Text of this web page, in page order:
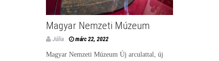
Magyar Nemzeti Múzeum
Júlia márc 22, 2022
Magyar Nemzeti Múzeum Új arculattal, új